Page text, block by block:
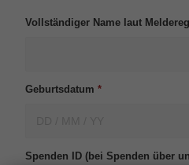
Vollständiger Name laut
Geburtsdatum*
Spenden ID (bei Spenden über